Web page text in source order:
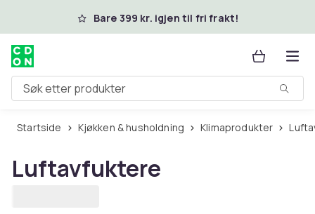
Hopp til hovedinnholdBare 399 kr. igjen til fri frakt!
Søk etter produkter
Startside Kjøkken & husholdning Klimaprodukter
Luftavfuktere